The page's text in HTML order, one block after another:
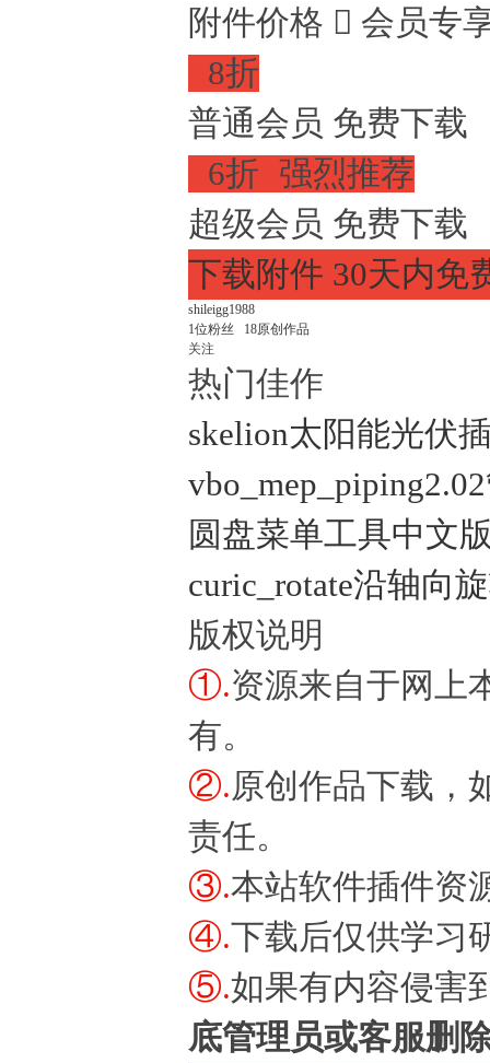
附件价格  会员专
8折
普通会员 免费下载
6折 强烈推荐
超级会员 免费下载
下载附件 30天内免
shileigg1988
1位粉丝 18原创作品
关注
热门佳作
skelion太阳能光伏
圆盘菜单工具中文
curic_rotate沿轴向
版权说明
①.资源来自于网上
有。
②.原创作品下载，
责任。
③.本站软件插件资
④.下载后仅供学习
⑤.如果有内容侵害
底管理员或客服删